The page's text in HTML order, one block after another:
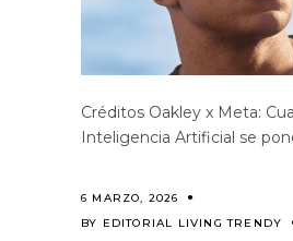
Créditos Oakley x Meta:
Inteligencia Artificial se
6 MARZO, 2026
BY EDITORIAL LIVING TRENDY